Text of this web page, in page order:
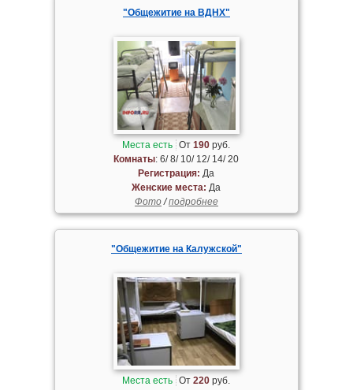
"Общежитие на ВДНХ"
Места есть От190 руб.
Комнаты: 6/ 8/ 10/ 12/ 14/ 20
Регистрация: Да
Женские места: Да
Фото/подробнее
"Общежитие на Калужской"
Места есть От220 руб.